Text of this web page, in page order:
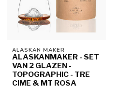
ALASKAN MAKER
ALASKANMAKER - SET
VAN 2 GLAZEN -
TOPOGRAPHIC - TRE
CIME & MT ROSA